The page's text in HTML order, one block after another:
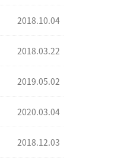
2018.10.04
2018.03.22
2019.05.02
2020.03.04
2018.12.03